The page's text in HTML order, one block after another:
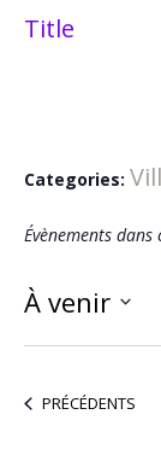
Title
Categories:
Évènements
À venir
date.
ÉVÈNEMENTS
PRÉCÉDENTS